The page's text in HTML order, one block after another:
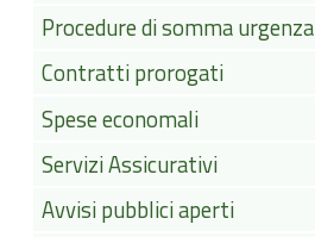
Procedure di somma urgenza
Contratti prorogati
Spese economali
Servizi Assicurativi
Avvisi pubblici aperti